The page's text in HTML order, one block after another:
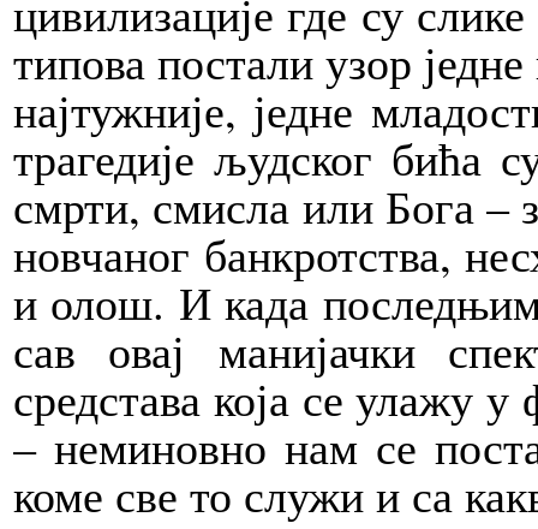
цивилизације где су
типова постали узор
најтужније, једне
трагедије људског бића
смрти, смисла или Бога –
новчаног банкротства,
и олош. И када последњим
сав овај манијачки
средстава која се улажу
– неминовно нам се
коме све то служи и са